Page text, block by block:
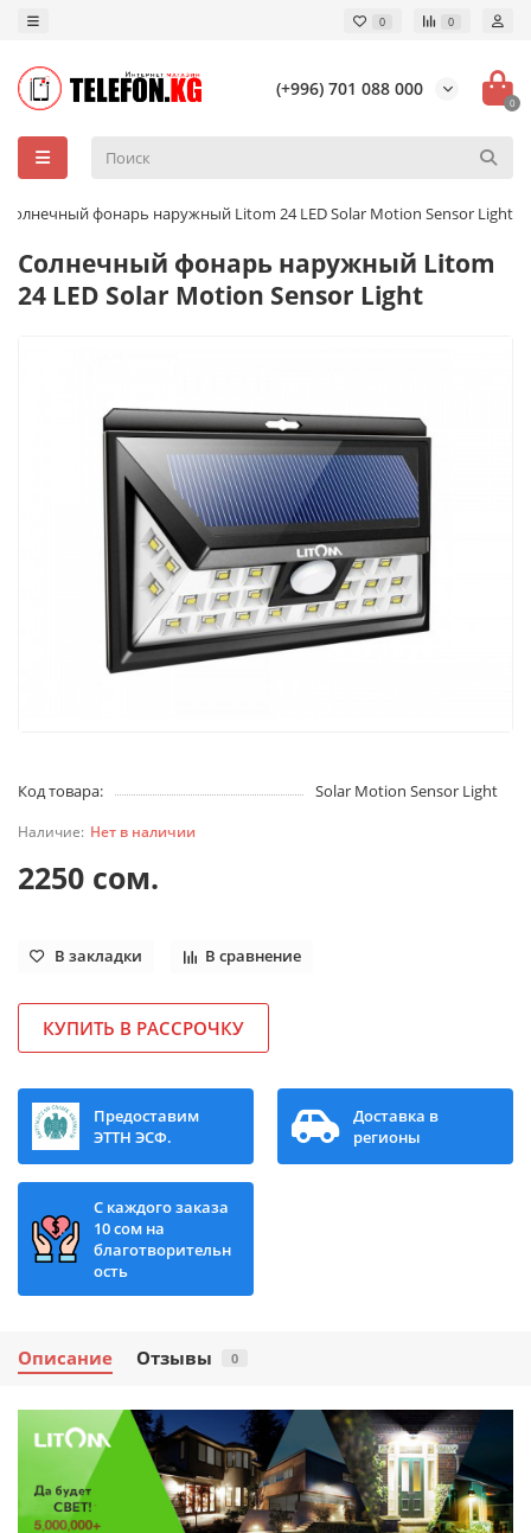
0 0
(+996) 701 088 000
0
Солнечный фонарь наружный Litom 24 LED Solar Motion Sensor Light
Солнечный фонарь наружный Litom
24 LED Solar Motion Sensor Light
Код товара: Solar Motion Sensor Light
Нет в наличии
2250 сом.
В закладки В сравнение
КУПИТЬ В РАССРОЧКУ
Предоставим
ЭТТН ЭСФ.
Доставка в
регионы
С каждого заказа
10 сом на
благотворительн
ость
Описание Отзывы 0